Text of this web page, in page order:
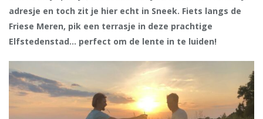
adresje en toch zit je hier echt in Sneek. Fiets langs de
Friese Meren, pik een terrasje in deze prachtige
Elfstedenstad… perfect om de lente in te luiden!